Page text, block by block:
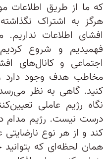
که ما از طریق اطلاعات
هرگز به اشتراک
افشای اطلاعات
فهمیدیم و شروع
اجتماعی و کانال‌های
مخاطب هدف وجود دارد
کنید. گاهی به نظر
نگاه رژیم عاملی
درست نیست. رژیم مدام
کند و از هر نوع نارضایتی
همان لحظه‌ای که